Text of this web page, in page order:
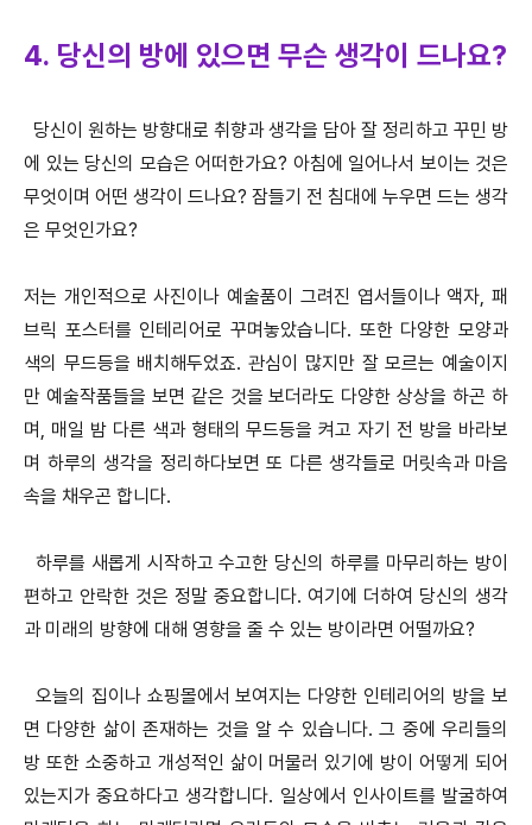
4. 당신의 방에 있으면 무슨 생각이 드나요?
당신이 원하는 방향대로 취향과 생각을 담아 잘 정리하고 꾸민 방
에 있는 당신의 모습은 어떠한가요? 아침에 일어나서 보이는 것은
무엇이며 어떤 생각이 드나요? 잠들기 전 침대에 누우면 드는 생각
은 무엇인가요?
저는 개인적으로 사진이나 예술품이 그려진 엽서들이나 액자, 패
브릭 포스터를 인테리어로 꾸며놓았습니다. 또한 다양한 모양과
색의 무드등을 배치해두었죠. 관심이 많지만 잘 모르는 예술이지
만 예술작품들을 보면 같은 것을 보더라도 다양한 상상을 하곤 하
며, 매일 밤 다른 색과 형태의 무드등을 켜고 자기 전 방을 바라보
며 하루의 생각을 정리하다보면 또 다른 생각들로 머릿속과 마음
속을 채우곤 합니다.
하루를 새롭게 시작하고 수고한 당신의 하루를 마무리하는 방이
편하고 안락한 것은 정말 중요합니다. 여기에 더하여 당신의 생각
과 미래의 방향에 대해 영향을 줄 수 있는 방이라면 어떨까요?
오늘의 집이나 쇼핑몰에서 보여지는 다양한 인테리어의 방을 보
면 다양한 삶이 존재하는 것을 알 수 있습니다. 그 중에 우리들의
방 또한 소중하고 개성적인 삶이 머물러 있기에 방이 어떻게 되어
있는지가 중요하다고 생각합니다. 일상에서 인사이트를 발굴하여